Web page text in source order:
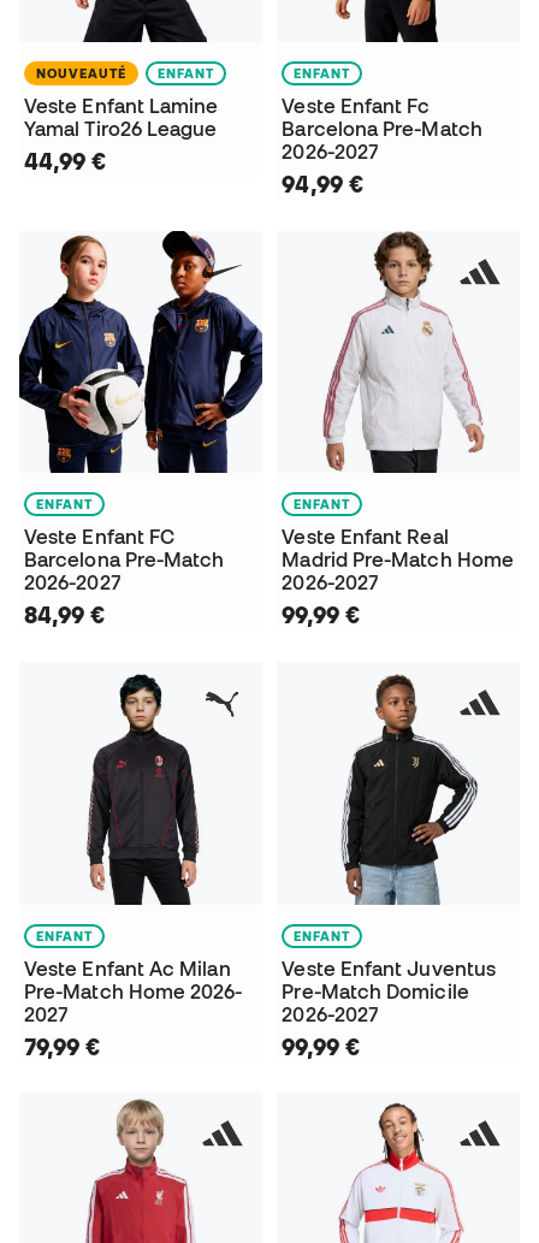
NOUVEAUTÉ ENFANT
Veste Enfant Lamine
Yamal Tiro26 League
44,99 €
ENFANT
Veste Enfant Fc
Barcelona Pre-Match
2026-2027
94,99 €
ENFANT
Veste Enfant FC
Barcelona Pre-Match
2026-2027
84,99 €
ENFANT
Veste Enfant Real
Madrid Pre-Match Home
2026-2027
99,99 €
ENFANT
Veste Enfant Ac Milan
Pre-Match Home 2026-
2027
79,99 €
ENFANT
Veste Enfant Juventus
Pre-Match Domicile
2026-2027
99,99 €